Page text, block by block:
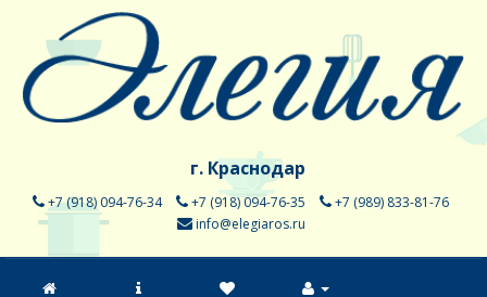
г. Краснодар
+7 (918) 094-76-34 +7 (918) 094-76-35
+7 (989) 833-81-76
info@elegiaros.ru